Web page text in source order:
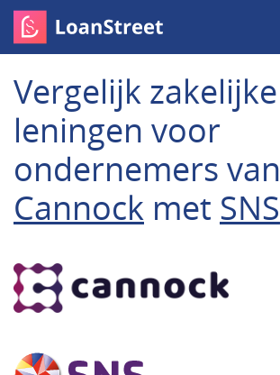
Vergelijk zakelijke
leningen voor
ondernemers van
Cannock met SNS